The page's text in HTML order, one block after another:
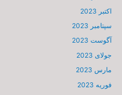
اکتبر 2023
سپتامبر 2023
آگوست 2023
جولای 2023
مارس 2023
فوریه 2023